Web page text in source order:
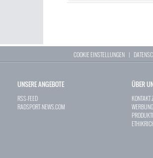
COOKIE EINSTELLUNGEN |
UNSERE ANGEBOTE
RSS-FEED
RADSPORT-NEWS.COM
ÜBER
KONTAKT